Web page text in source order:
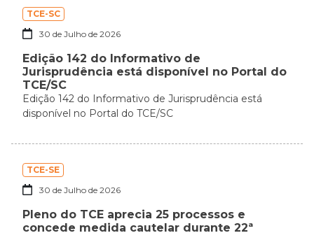
TCE-SC
30 de Julho de 2026
Edição 142 do Informativo de
Jurisprudência está disponível no Portal do
TCE/SC
Edição 142 do Informativo de Jurisprudência está
disponível no Portal do TCE/SC
TCE-SE
30 de Julho de 2026
Pleno do TCE aprecia 25 processos e
concede medida cautelar durante 22ª